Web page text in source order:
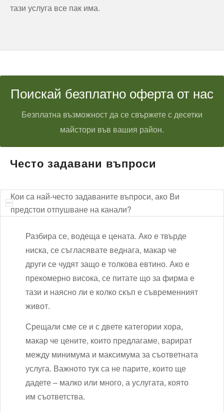
тази услуга все пак има.
Поискай безплатно оферта от нас
Безплатна възможност да се свържете с десетки
майстори във вашия район.
Често задавани въпроси
Кои са най-често задаваните въпроси, ако Ви
предстои отпушване на канали?
Разбира се, водеща е цената. Ако е твърде
ниска, се съгласявате веднага, макар че
други се чудят защо е толкова евтино. Ако е
прекомерно висока, се питате що за фирма е
тази и наясно ли е колко скъп е съвременният
живот.
Срещали сме се и с двете категории хора,
макар че цените, които предлагаме, варират
между минимума и максимума за съответната
услуга. Важното тук са не парите, които ще
дадете – малко или много, а услугата, която
им съответства.